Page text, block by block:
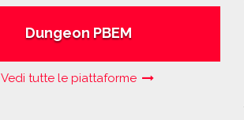
Dungeon PBEM
Vedi tutte le piattaforme